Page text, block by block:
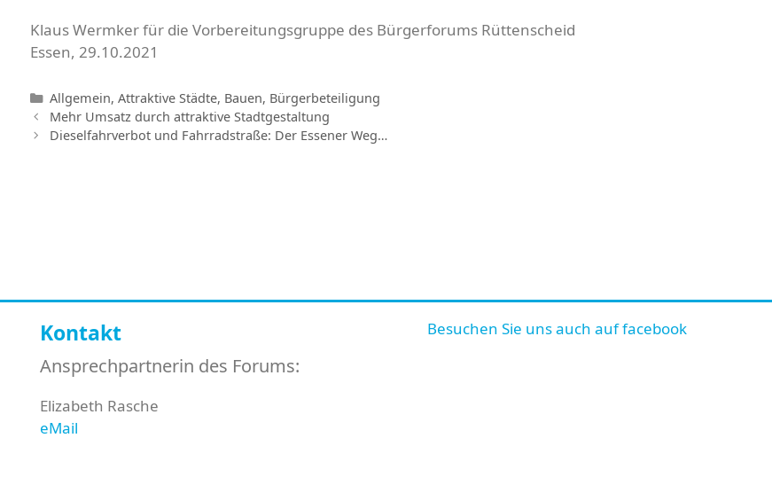
Klaus Wermker für die Vorbereitungsgruppe des Bürgerforums Rüttenscheid
Essen, 29.10.2021
Kategorien
Allgemein, Attraktive Städte, Bauen, Bürgerbeteiligung
Mehr Umsatz durch attraktive Stadtgestaltung
Dieselfahrverbot und Fahrradstraße: Der Essener Weg…
Kontakt
Ansprechpartnerin des Forums:
Elizabeth Rasche
eMail
Besuchen Sie uns auch auf facebook